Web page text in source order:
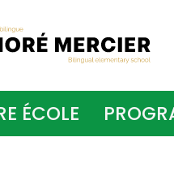
ÉCOLE